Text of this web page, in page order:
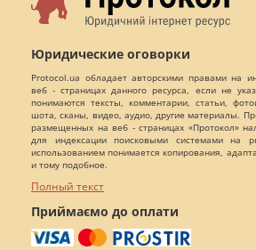
Юридические оговорки
Protocol.ua обладает авторскими правами на
веб - страницах данного ресурса, если не
понимаются тексты, комментарии, статьи,
шота, сканы, видео, аудио, другие материалы.
размещенных на веб - страницах «Протокол»
для индексации поисковыми системами на
использованием понимается копирования,
и тому подобное.
Полный текст
Приймаємо до оплати